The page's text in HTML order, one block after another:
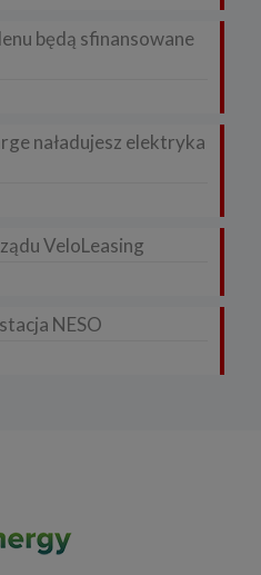
będą sfinansowane
naładujesz elektryka
VeloLeasing
NESO